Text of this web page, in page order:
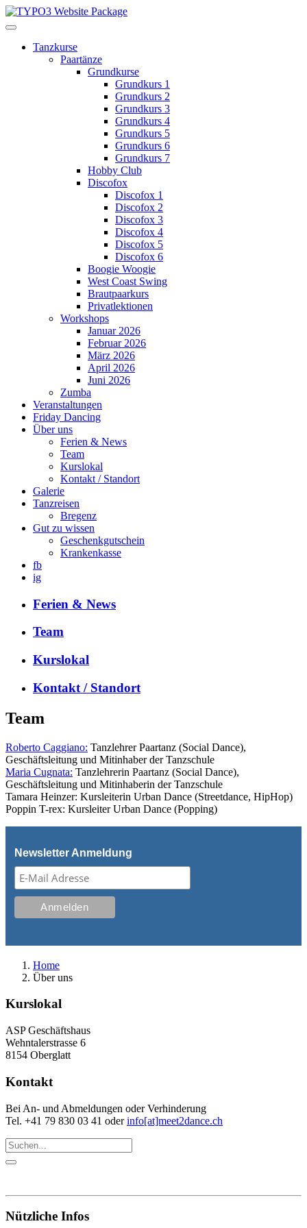
Tanzkurse
Paartänze
Grundkurse
Grundkurs 1
Grundkurs 2
Grundkurs 3
Grundkurs 4
Grundkurs 5
Grundkurs 6
Grundkurs 7
Hobby Club
Discofox
Discofox 1
Discofox 2
Discofox 3
Discofox 4
Discofox 5
Discofox 6
Boogie Woogie
West Coast Swing
Brautpaarkurs
Privatlektionen
Workshops
Januar 2026
Februar 2026
März 2026
April 2026
Juni 2026
Zumba
Veranstaltungen
Friday Dancing
Über uns
Ferien & News
Team
Kurslokal
Kontakt / Standort
Galerie
Tanzreisen
Bregenz
Gut zu wissen
Geschenkgutschein
Krankenkasse
fb
ig
Ferien & News
Team
Kurslokal
Kontakt / Standort
Team
Roberto Caggiano: Tanzlehrer Paartanz (Social Dance),
Geschäftsleitung und Mitinhaber der Tanzschule
Maria Cugnata: Tanzlehrerin Paartanz (Social Dance),
Geschäftsleitung und Mitinhaberin der Tanzschule
Tamara Heinzer: Kursleiterin Urban Dance (Streetdance, HipHop)
Poppin T-rex: Kursleiter Urban Dance (Popping)
Newsletter Anmeldung
Home
Über uns
Kurslokal
ASP Geschäftshaus
Wehntalerstrasse 6
8154 Oberglatt
Kontakt
Bei An- und Abmeldungen oder Verhinderung
Tel. +41 79 830 03 41 oderinfo[at]meet2dance.ch
Nützliche Infos